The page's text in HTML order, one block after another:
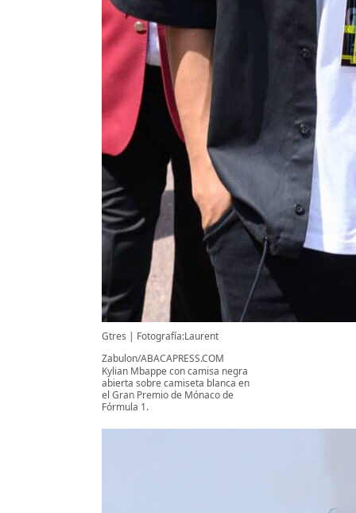
Gtres
Fotografía:Laurent
Zabulon/ABACAPRESS.COM
Kylian Mbappe con camisa negra
abierta sobre camiseta blanca en
el Gran Premio de Mónaco de
Fórmula 1.